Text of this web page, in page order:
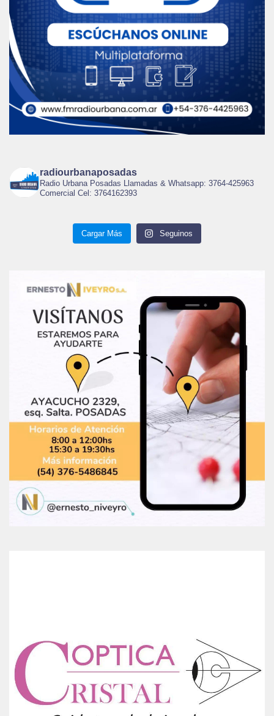
radiourbanaposadas
Radio Urbana Posadas Llamadas & Whatsapp: 3764-425963
Comercial Cel: 3764162393
Cargar Más Seguinos